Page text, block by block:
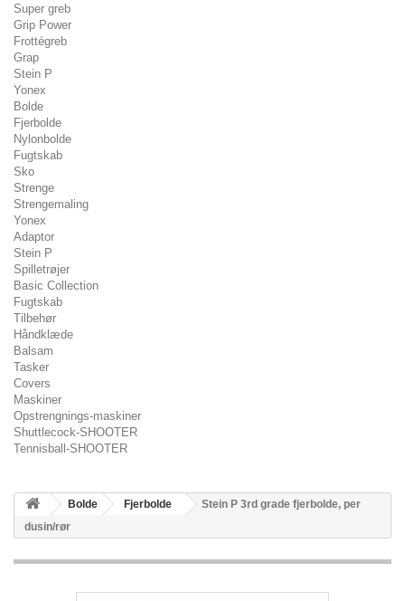
Super greb
Grip Power
Frottégreb
Grap
Stein P
Yonex
Bolde
Fjerbolde
Nylonbolde
Fugtskab
Sko
Strenge
Strengemaling
Yonex
Adaptor
Stein P
Spilletrøjer
Basic Collection
Fugtskab
Tilbehør
Håndklæde
Balsam
Tasker
Covers
Maskiner
Opstrengnings-maskiner
Shuttlecock-SHOOTER
Tennisball-SHOOTER
Bolde Fjerbolde
Stein P 3rd grade fjerbolde, per
dusin/rør